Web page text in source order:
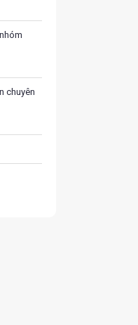
chuyên